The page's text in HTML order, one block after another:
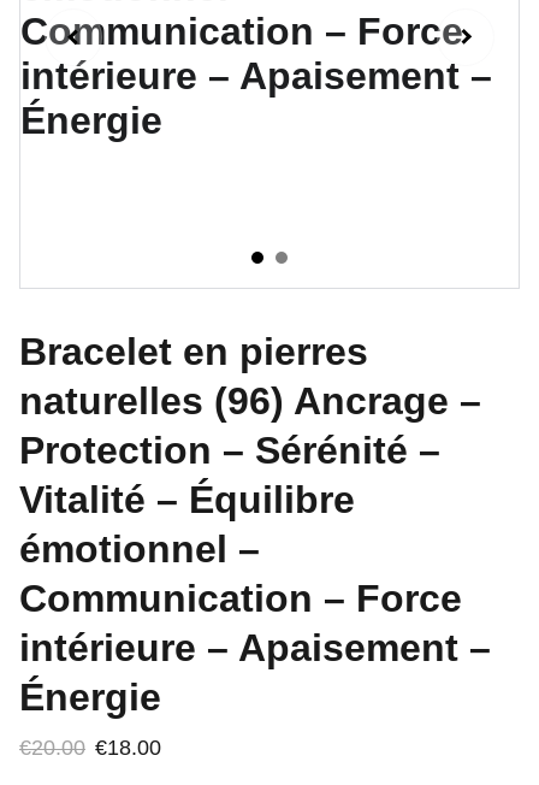
Bracelet en pierres
naturelles (96) Ancrage –
Protection – Sérénité –
Vitalité – Équilibre
émotionnel –
Communication – Force
intérieure – Apaisement –
Énergie
€20.00 €18.00